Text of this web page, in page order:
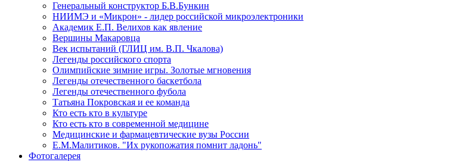
Генеральный конструктор Б.В.Бункин
НИИМЭ и «Микрон» - лидер российской микроэлектроники
Академик Е.П. Велихов как явление
Вершины Макаровца
Век испытаний (ГЛИЦ им. В.П. Чкалова)
Легенды российского спорта
Олимпийские зимние игры. Золотые мгновения
Легенды отечественного баскетбола
Легенды отечественного фубола
Татьяна Покровская и ее команда
Кто есть кто в культуре
Кто есть кто в современной медицине
Медицинские и фармацевтические вузы России
Е.М.Малитиков. "Их рукопожатия помнит ладонь"
Фотогалерея